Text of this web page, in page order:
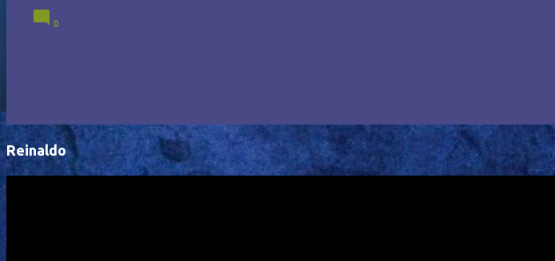
global!
0
Reinaldo